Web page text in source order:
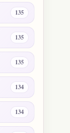
135
135
135
134
134